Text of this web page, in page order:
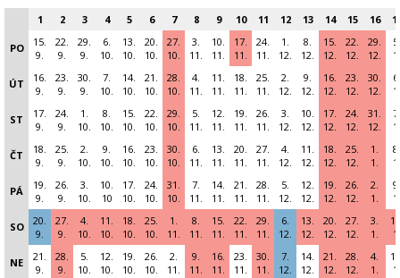
1 2 3 4 5 6 7 8 9 10 11 12 13 14 15 16
PO
15.
9.
22.
9.
29.
9.
6.
10.
13.
10.
20.
10.
27.
10.
3.
11.
10.
11.
17.
11.
24.
11.
1.
12.
8.
12.
15.
12.
22.
12.
29.
12.
5.
1.
ÚT
16.
9.
23.
9.
30.
9.
7.
10.
14.
10.
21.
10.
28.
10.
4.
11.
11.
11.
18.
11.
25.
11.
2.
12.
9.
12.
16.
12.
23.
12.
30.
12.
6.
1.
ST
17.
9.
24.
9.
1.
10.
8.
10.
15.
10.
22.
10.
29.
10.
5.
11.
12.
11.
19.
11.
26.
11.
3.
12.
10.
12.
17.
12.
24.
12.
31.
12.
7.
1.
ČT
18.
9.
25.
9.
2.
10.
9.
10.
16.
10.
23.
10.
30.
10.
6.
11.
13.
11.
20.
11.
27.
11.
4.
12.
11.
12.
18.
12.
25.
12.
1.
1.
8.
1.
PÁ
19.
9.
26.
9.
3.
10.
10.
10
17.
10.
24.
10.
31.
10.
7.
11.
14.
11.
21.
11.
28.
11.
5.
12.
12.
12.
19.
12.
26.
12.
2.
1.
9.
1.
SO
20.
9.
27.
9.
4.
10.
11.
10.
18.
10.
25.
10.
1.
11.
8.
11.
15.
11.
22.
11.
29.
11.
6.
12.
13.
12.
20.
12.
27.
12.
3.
1.
1.
NE
21.
9.
28.
9.
5.
10.
12.
10.
19.
10.
26.
10.
2.
11.
9.
11.
16.
11.
23.
11.
30.
11.
7.
12.
14.
12.
21.
12.
28.
12.
4.
1.
1.